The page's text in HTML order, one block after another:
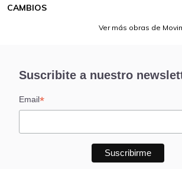
CAMBIOS
Ver más obras de
Suscribite a nuestro
Email*